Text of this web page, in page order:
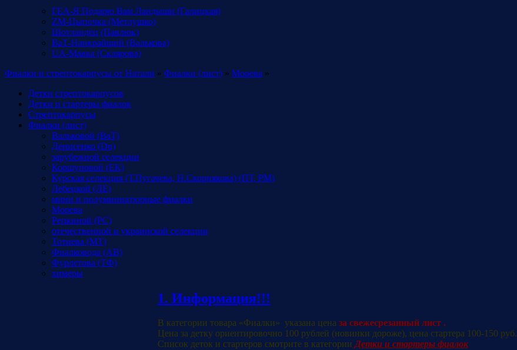
ГЕА-Я Подарю Вам Ландыши (Галицкая)
ZM-Цыпочка (Метлушко)
Шотландец (Павлюк)
ВаТ-Наикрайший (Валькова)
UA-Мавка (Склярова)
Фиалки и стрептокарпусы от Натали » Фиалки (лист) » Морева »
Детки стрептокарпусов
Детки и стартеры фиалок
Стрептокарпусы
Фиалки (лист)
Вальковой (ВаТ)
Денисенко (Dn)
зарубежной селекции
Коршуновой (ЕК)
Курская селекция (Т.Пугачева, Н.Скорнякова) (ПТ, РМ)
Лебецкой (ЛЕ)
мини и полуминиатюрные фиалки
Морева
Репкиной (РС)
отечественной и украинской селекции
Тотиева (МТ)
Фиалковода (АВ)
Фурлетова (ТФ)
химеры
1. Информация!!!
В категории товара «Фиалки» указана цена за свежесрезанный лист .
Цена за детку ориентировочно 100 рублей (новинки дороже), цена стартера 100-150 руб.
Список деток и стартеров смотрите в категории Детки и стартеры фиалок